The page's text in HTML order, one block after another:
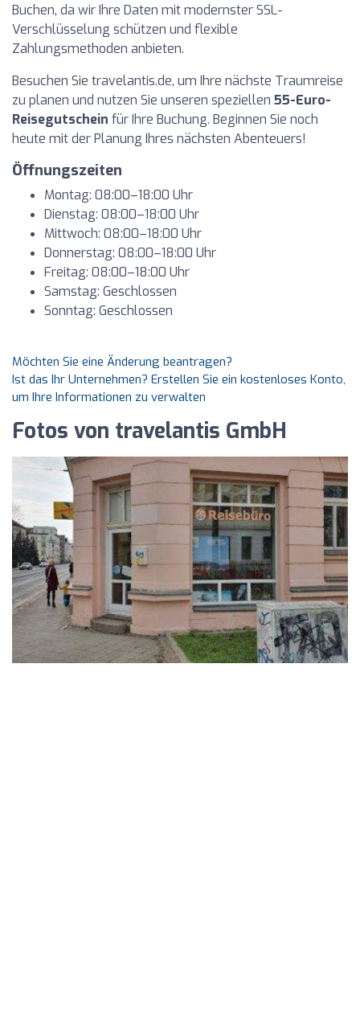
Buchen, da wir Ihre Daten mit modernster SSL-
Verschlüsselung schützen und flexible
Zahlungsmethoden anbieten.
Besuchen Sie travelantis.de, um Ihre nächste Traumreise
zu planen und nutzen Sie unseren speziellen 55-Euro-
Reisegutschein für Ihre Buchung. Beginnen Sie noch
heute mit der Planung Ihres nächsten Abenteuers!
Öffnungszeiten
Montag: 08:00–18:00 Uhr
Dienstag: 08:00–18:00 Uhr
Mittwoch: 08:00–18:00 Uhr
Donnerstag: 08:00–18:00 Uhr
Freitag: 08:00–18:00 Uhr
Samstag: Geschlossen
Sonntag: Geschlossen
Möchten Sie eine Änderung beantragen?
Ist das Ihr Unternehmen? Erstellen Sie ein kostenloses Konto,
um Ihre Informationen zu verwalten
Fotos von travelantis GmbH